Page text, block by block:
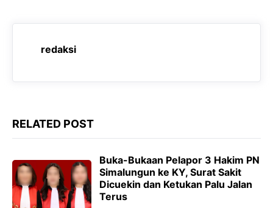
o A
p
r
a
n
r
redaksi
RELATED POST
‎Buka-Bukaan Pelapor 3 Hakim PN
Simalungun ke KY, Surat Sakit
Dicuekin dan Ketukan Palu Jalan
Terus ‎